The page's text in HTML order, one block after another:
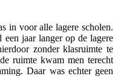
in voor alle lagere scholen.
jaar langer op de lagere
zonder klasruimte te
ruimte kwam men terecht
Daar was echter geen